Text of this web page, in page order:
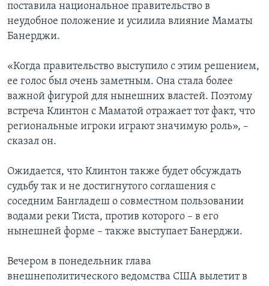
поставила национальное правительство в
неудобное положение и усилила влияние Маматы
Банерджи.
«Когда правительство выступило с этим решением,
ее голос был очень заметным. Она стала более
важной фигурой для нынешних властей. Поэтому
встреча Клинтон с Маматой отражает тот факт, что
региональные игроки играют значимую роль», –
сказал он.
Ожидается, что Клинтон также будет обсуждать
судьбу так и не достигнутого соглашения с
соседним Бангладеш о совместном пользовании
водами реки Тиста, против которого – в его
нынешней форме – также выступает Банерджи.
Вечером в понедельник глава
внешнеполитического ведомства США вылетит в